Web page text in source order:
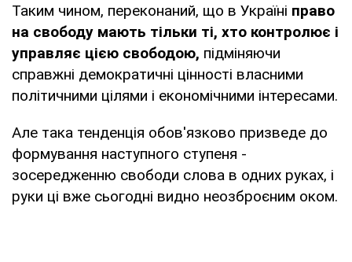
Таким чином, переконаний, що в Україні право
на свободу мають тільки ті, хто контролює і
управляє цією свободою, підміняючи
справжні демократичні цінності власними
політичними цілями і економічними інтересами.
Але така тенденція обов'язково призведе до
формування наступного ступеня -
зосередженню свободи слова в одних руках, і
руки ці вже сьогодні видно неозброєним оком.